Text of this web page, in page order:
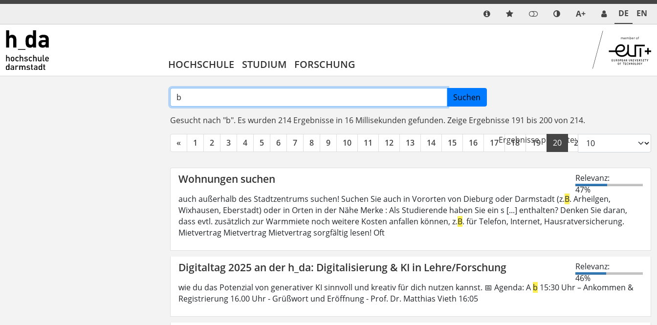
A+ DE EN
HOCHSCHULE STUDIUM FORSCHUNG
Suchen
Gesucht nach "b". Es wurden 214 Ergebnisse in 16 Millisekunden gefunden. Zeige Ergebnisse 191 bis 200 von 214.
« 1 2 3 4 5 6 7 8 9 10 11 12 13 14 15 16 17 18 19 20 21
Ergebnisse pro Seite:
Wohnungen suchen
Relevanz:
47%
auch außerhalb des Stadtzentrums suchen! Suchen Sie auch in Vororten von Dieburg oder Darmstadt (z.B. Arheilgen,
Wixhausen, Eberstadt) oder in Orten in der Nähe Merke : Als Studierende haben Sie ein s [...] enthalten? Denken Sie daran,
dass evtl. zusätzlich zur Warmmiete noch weitere Kosten anfallen können, z.B. für Telefon, Internet, Hausratversicherung.
Mietvertrag Mietvertrag Mietvertrag sorgfältig lesen! Oft
Digitaltag 2025 an der h_da: Digitalisierung & KI in Lehre/Forschung
Relevanz:
46%
wie du das Potenzial von generativer KI sinnvoll und kreativ für dich nutzen kannst. 📅 Agenda: A b 15:30 Uhr – Ankommen &
Registrierung 16.00 Uhr - Grüßwort und Eröffnung - Prof. Dr. Matthias Vieth 16:05